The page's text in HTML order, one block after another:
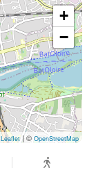
+
−
Leaflet| © OpenStreetMap